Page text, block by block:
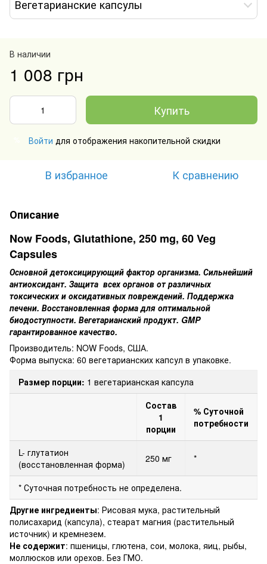
Вегетарианские капсулы
В наличии
1 008 грн
Купить
Войти для отображения накопительной скидки
В избранное К сравнению
Описание
Now Foods, Glutathione, 250 mg, 60 Veg
Capsules
Основной детоксицирующий фактор организма. Сильнейший
антиоксидант. Защита всех органов от различных
токсических и оксидативных повреждений. Поддержка
печени. Восстановленная форма для оптимальной
биодоступности. Вегетарианский продукт. GMP
гарантированное качество.
Производитель: NOW Foods, США.
Форма выпуска: 60 вегетарианских капсул в упаковке.
Размер порции: 1 вегетарианская капсула
Состав
1
порции
% Суточной
потребности
L- глутатион
(восстановленная форма)
250 мг *
* Суточная потребность не определена.
Другие ингредиенты: Рисовая мука, растительный
полисахарид (капсула), стеарат магния (растительный
источник) и кремнезем.
Не содержит: пшеницы, глютена, сои, молока, яиц, рыбы,
моллюсков или орехов. Без ГМО.